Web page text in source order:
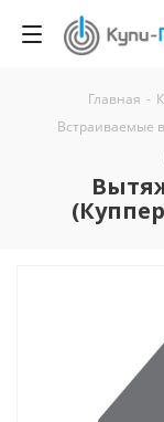
Главная -
Встраиваемые